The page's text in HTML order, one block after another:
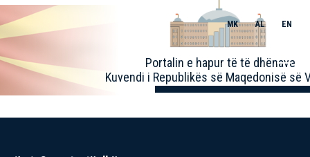
Portalin e hapur të të dhënave
Kuvendi i Republikës së Maqedonisë së
MK AL EN
Toggle